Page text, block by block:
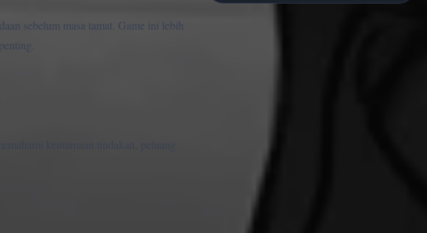
sebelum masa tamat. Game ini lebih
keutamaan tindakan, peluang